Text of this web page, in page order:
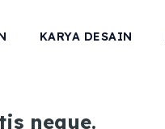
KARYA DESAIN
neque.